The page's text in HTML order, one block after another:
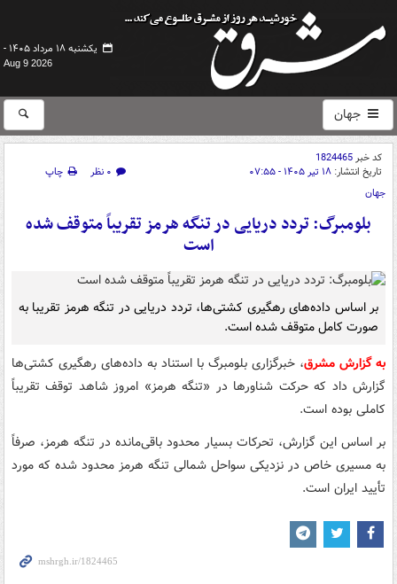
یکشنبه ۱۸ مرداد ۱۴۰۵ -
Aug 9 2026
جهان
کد خبر1824465
تاریخ انتشار: ۱۸ تیر ۱۴۰۵ - ۰۷:۵۵ ۰ نظر
چاپ
جهان
بلومبرگ: تردد دریایی در تنگه هرمز تقریباً متوقف شده
است
بر اساس داده‌های رهگیری کشتی‌ها، تردد دریایی در تنگه هرمز تقریبا به
صورت کامل متوقف شده است.
به گزارش مشرق، خبرگزاری بلومبرگ با استناد به داده‌های رهگیری کشتی‌ها
گزارش داد که حرکت شناورها در «تنگه هرمز» امروز شاهد توقف تقریباً
کاملی بوده است.
بر اساس این گزارش، تحرکات بسیار محدود باقی‌مانده در تنگه هرمز، صرفاً
به مسیری خاص در نزدیکی سواحل شمالی تنگه هرمز محدود شده که مورد
تأیید ایران است.